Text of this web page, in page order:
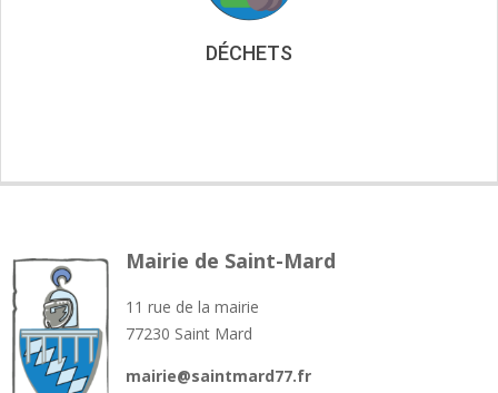
DÉCHETS
Mairie de Saint-Mard
11 rue de la mairie
77230 Saint Mard
mairie@saintmard77.fr